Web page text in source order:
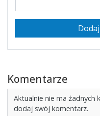
Komentarze
Aktualnie nie ma żadnych
dodaj swój komentarz.